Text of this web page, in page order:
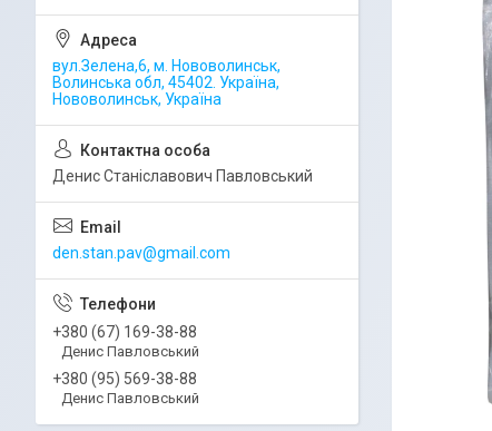
вул.Зелена,6, м. Нововолинськ,
Волинська обл, 45402. Україна,
Нововолинськ, Україна
Денис Станіславович Павловський
den.stan.pav@gmail.com
+380 (67) 169-38-88
Денис Павловський
+380 (95) 569-38-88
Денис Павловський